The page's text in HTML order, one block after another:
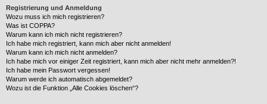
Registrierung und Anmeldung
Wozu muss ich mich registrieren?
Was ist COPPA?
Warum kann ich mich nicht registrieren?
Ich habe mich registriert, kann mich aber nicht anmelden!
Warum kann ich mich nicht anmelden?
Ich habe mich vor einiger Zeit registriert, kann mich aber nicht mehr anmelden?!
Ich habe mein Passwort vergessen!
Warum werde ich automatisch abgemeldet?
Wozu ist die Funktion „Alle Cookies löschen“?